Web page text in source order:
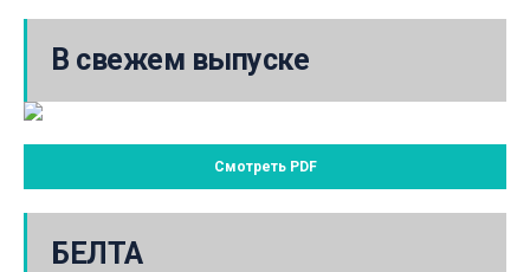
В свежем выпуске
Смотреть PDF
БЕЛТА